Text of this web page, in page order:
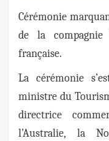
Cérémonie
de la
française.
La cérémonie
ministre du
directrice
l’Australie, la